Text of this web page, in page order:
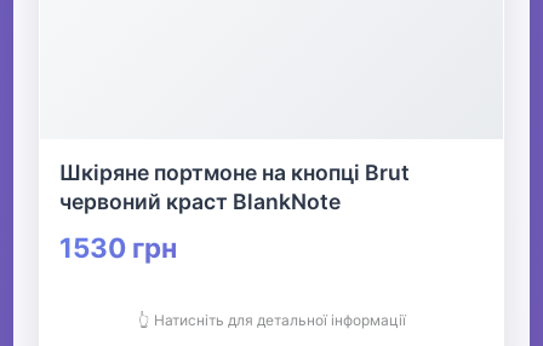
Шкіряне портмоне на кнопці Brut
червоний краст BlankNote
1530 грн
👆 Натисніть для детальної інформації